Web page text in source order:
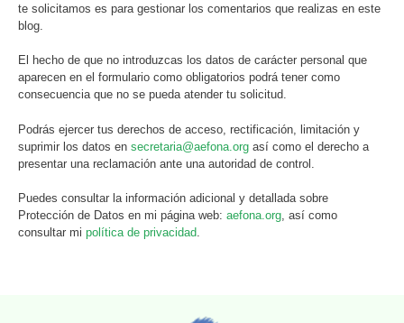
te solicitamos es para gestionar los comentarios que realizas en este
blog.
El hecho de que no introduzcas los datos de carácter personal que
aparecen en el formulario como obligatorios podrá tener como
consecuencia que no se pueda atender tu solicitud.
Podrás ejercer tus derechos de acceso, rectificación, limitación y
suprimir los datos en secretaria@aefona.org así como el derecho a
presentar una reclamación ante una autoridad de control.
Puedes consultar la información adicional y detallada sobre
Protección de Datos en mi página web: aefona.org, así como
consultar mi política de privacidad.